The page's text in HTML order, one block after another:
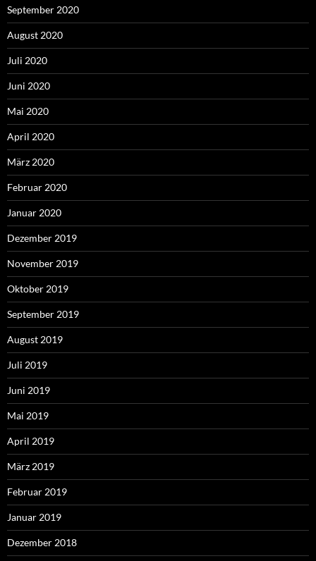
September 2020
August 2020
Juli 2020
Juni 2020
Mai 2020
April 2020
März 2020
Februar 2020
Januar 2020
Dezember 2019
November 2019
Oktober 2019
September 2019
August 2019
Juli 2019
Juni 2019
Mai 2019
April 2019
März 2019
Februar 2019
Januar 2019
Dezember 2018